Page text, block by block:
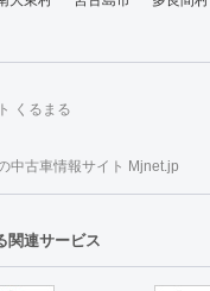
くるまる
中古車情報サイト Mjnet.jp
関連サービス